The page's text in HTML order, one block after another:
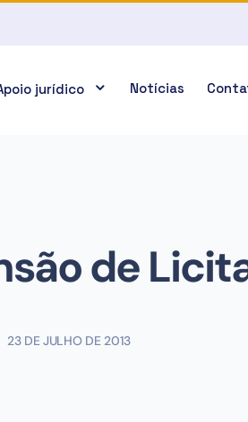
jurídico Notícias
de
23 DE JULHO DE 2013